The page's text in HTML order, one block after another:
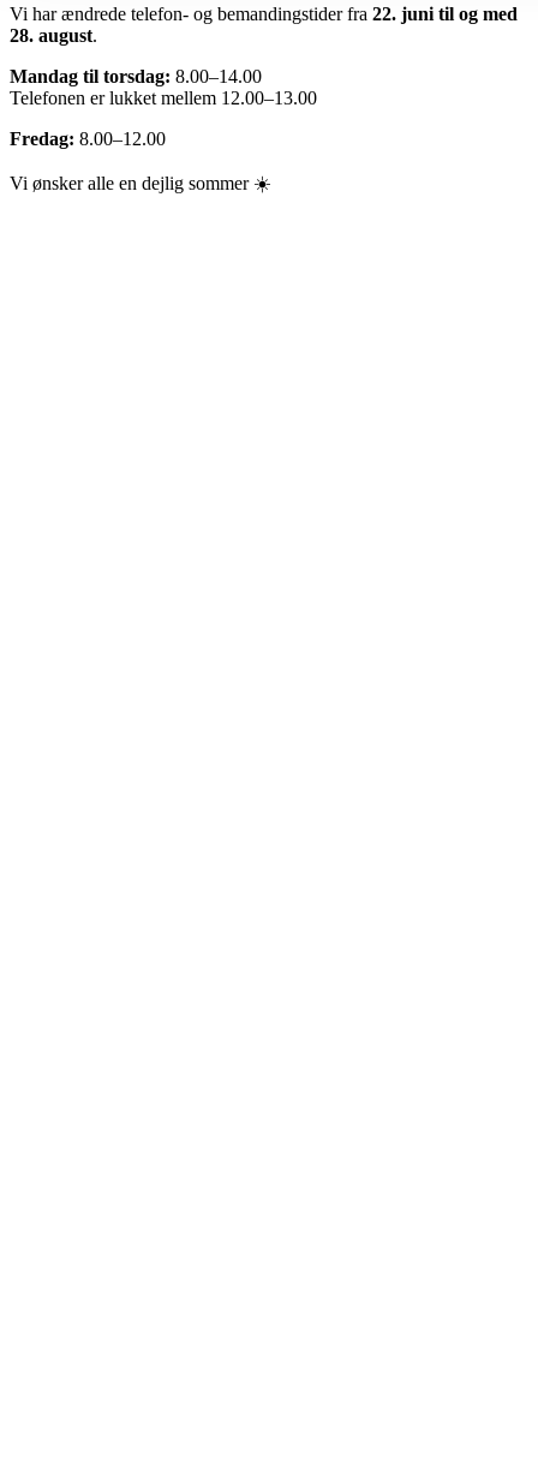
Vi har ændrede telefon- og bemandingstider fra 22. juni til og med
28. august.
Mandag til torsdag: 8.00–14.00
Telefonen er lukket mellem 12.00–13.00
Fredag: 8.00–12.00
Vi ønsker alle en dejlig sommer ☀️